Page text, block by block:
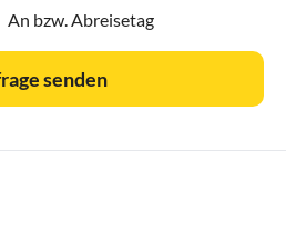
An bzw. Abreisetag
senden